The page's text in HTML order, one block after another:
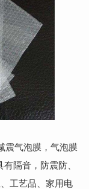
气泡膜，气泡膜
隔音，防震防、
工艺品、家用电